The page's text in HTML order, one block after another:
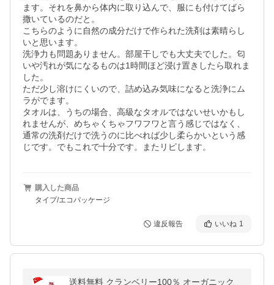
ます。それを鼻から体内に取り込んで、服にも付けてばら
撒いているのだと。
こちらのように自然の成分だけで作られた洗剤は素晴らし
いと思います。
洗浄力も問題ありません。部屋干しでも大丈夫でした。匂
いや汚れが気になるものは1時間ほど浸け置きしたら取れま
した。
ただ少し溶けにくいので、詰め込み気味になると洗浄にム
ラがでます。
タオルは、うちの場合、高級なタオルではないせいかもし
れませんが、めちゃくちゃフワフワと言う感じではなく、
通常の洗剤だけで洗うのに比べれば少し柔らかいという感
じです。でもこれで十分です。またリピします。
購入した商品
タイプ/エコパッケージ
違反報告 いいね 1
送料無料 クランベリー100％ オーガニック